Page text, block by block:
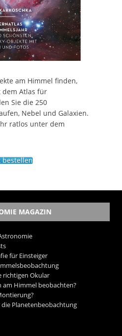
am Himmel finden,
dem Atlas für
Sie die 250
Nebel und Galaxien.
ratlos unter dem
bestellen
MAGAZIN
für Einsteiger
richtigen Okular
am Himmel beobachten?
Planetenbeobachtung